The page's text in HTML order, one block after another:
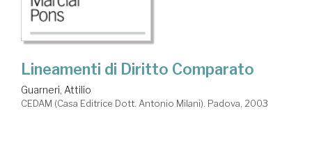
Lineamenti di Diritto Comparato
Guarneri, Attilio
CEDAM (Casa Editrice Dott. Antonio Milani). Padova, 2003